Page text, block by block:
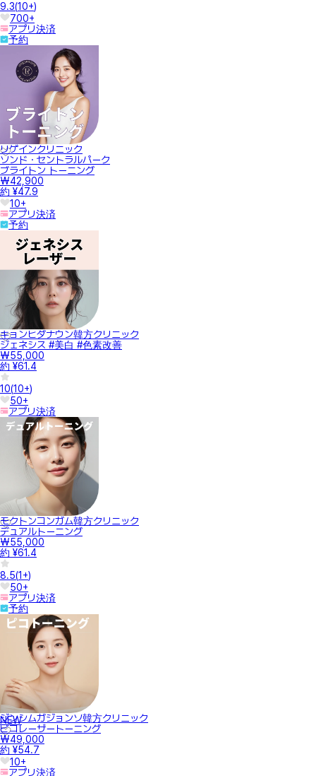
9.3(10+)
700+
アプリ決済
予約
リゲインクリニック
ソンド・セントラルパーク
ブライトン トーニング
₩42,900
約 ¥47.9
10+
アプリ決済
予約
キョンヒダナウン韓方クリニック
ジェネシス #美白 #色素改善
₩55,000
約 ¥61.4
10(10+)
50+
アプリ決済
モクトンコンガム韓方クリニック
デュアルトーニング
₩55,000
約 ¥61.4
8.5(1+)
50+
アプリ決済
予約
NEW
ジンシムガジョンソ韓方クリニック
ピコレーザートーニング
₩49,000
約 ¥54.7
10+
アプリ決済